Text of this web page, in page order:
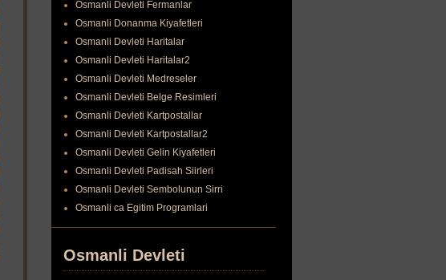
Osmanli Devleti Fermanlar
Osmanli Donanma Kiyafetleri
Osmanli Devleti Haritalar
Osmanli Devleti Haritalar2
Osmanli Devleti Medreseler
Osmanli Devleti Belge Resimleri
Osmanli Devleti Kartpostallar
Osmanli Devleti Kartpostallar2
Osmanli Devleti Gelin Kiyafetleri
Osmanli Devleti Padisah Siirleri
Osmanli Devleti Sembolunun Sirri
Osmanli ca Egitim Programlari
Osmanli Devleti